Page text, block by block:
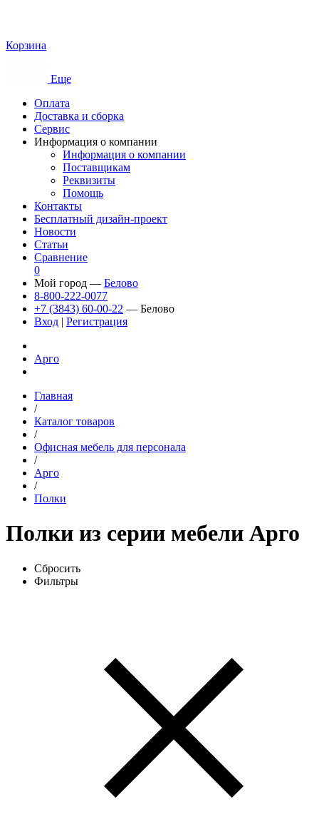
Корзина
Еще
Оплата
Доставка и сборка
Сервис
Информация о компании
Информация о компании
Поставщикам
Реквизиты
Помощь
Контакты
Бесплатный дизайн-проект
Новости
Статьи
Сравнение
0
Мой город — Белово
8-800-222-0077
+7 (3843) 60-00-22 — Белово
Вход | Регистрация
Арго
Главная
/
Каталог товаров
/
Офисная мебель для персонала
/
Арго
/
Полки
Полки из серии мебели Арго
Сбросить
Фильтры